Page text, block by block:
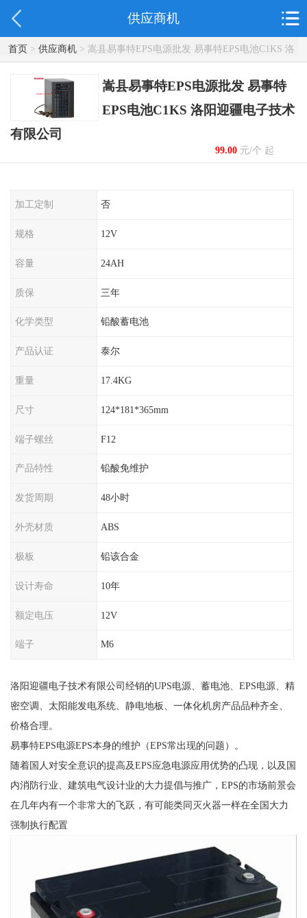
供应商机
首页> 供应商机> 嵩县易事特EPS电源批发 易事特EPS电池C1KS 洛
阳迎疆电子技术有限公司
嵩县易事特EPS电源批发 易事特
EPS电池C1KS 洛阳迎疆电子技术
有限公司
99.00元/个 起
加工定制 否
规格 12V
容量 24AH
质保 三年
化学类型 铅酸蓄电池
产品认证 泰尔
重量 17.4KG
尺寸 124*181*365mm
端子螺丝 F12
产品特性 铅酸免维护
发货周期 48小时
外壳材质 ABS
极板 铅该合金
设计寿命 10年
额定电压 12V
端子 M6
洛阳迎疆电子技术有限公司经销的UPS电源、蓄电池、EPS电源、精
密空调、太阳能发电系统、静电地板、一体化机房产品品种齐全、
价格合理。
易事特EPS电源EPS本身的维护（EPS常出现的问题）。
随着国人对安全意识的提高及EPS应急电源应用优势的凸现，以及国
内消防行业、建筑电气设计业的大力提倡与推广，EPS的市场前景会
在几年内有一个非常大的飞跃，有可能类同灭火器一样在全国大力
强制执行配置